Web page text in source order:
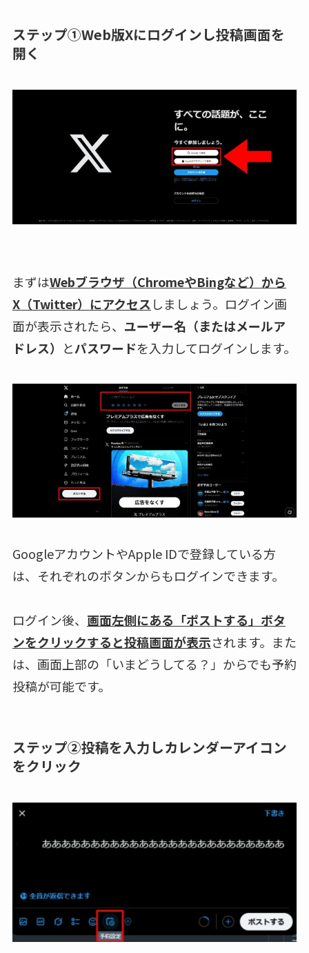
ステップ①Web版Xにログインし投稿画面を
開く
まずはWebブラウザ（ChromeやBingなど）から
X（Twitter）にアクセスしましょう。ログイン画
面が表示されたら、 ユーザー名（またはメールア
ドレス） とパスワードを入力してログインします。
GoogleアカウントやApple IDで登録している方
は、それぞれのボタンからもログインできます。
ログイン後、 画面左側にある「ポストする」ボタ
ンをクリックすると投稿画面が表示されます。また
は、画面上部の「いまどうしてる？」からでも予約
投稿が可能です。
ステップ②投稿を入力しカレンダーアイコン
をクリック